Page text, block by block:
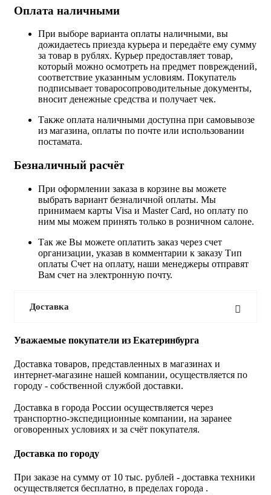
Оплата наличными
При выборе варианта оплаты наличными, вы
дожидаетесь приезда курьера и передаёте ему сумму
за товар в рублях. Курьер предоставляет товар,
который можно осмотреть на предмет повреждений,
соответствие указанным условиям. Покупатель
подписывает товаросопроводительные документы,
вносит денежные средства и получает чек.
Также оплата наличными доступна при самовывозе
из магазина, оплаты по почте или использовании
постамата.
Безналичный расчёт
При оформлении заказа в корзине вы можете
выбрать вариант безналичной оплаты. Мы
принимаем карты Visa и Master Card, но оплату по
ним мы можем принять только в розничном салоне.
Так же Вы можете оплатить заказ через счет
организации, указав в комментарии к заказу Тип
оплаты Счет на оплату, наши менеджеры отправят
Вам счет на электронную почту.
Доставка
Уважаемые покупатели из Екатеринбурга
Доставка товаров, представленных в магазинах и
интернет-магазине нашей компании, осуществляется по
городу - собственной службой доставки.
Доставка в города России осуществляется через
транспортно-экспедиционные компании, на заранее
оговоренных условиях и за счёт покупателя.
Доставка по городу
При заказе на сумму от 10 тыс. рублей - доставка техники
осуществляется бесплатно, в пределах города .